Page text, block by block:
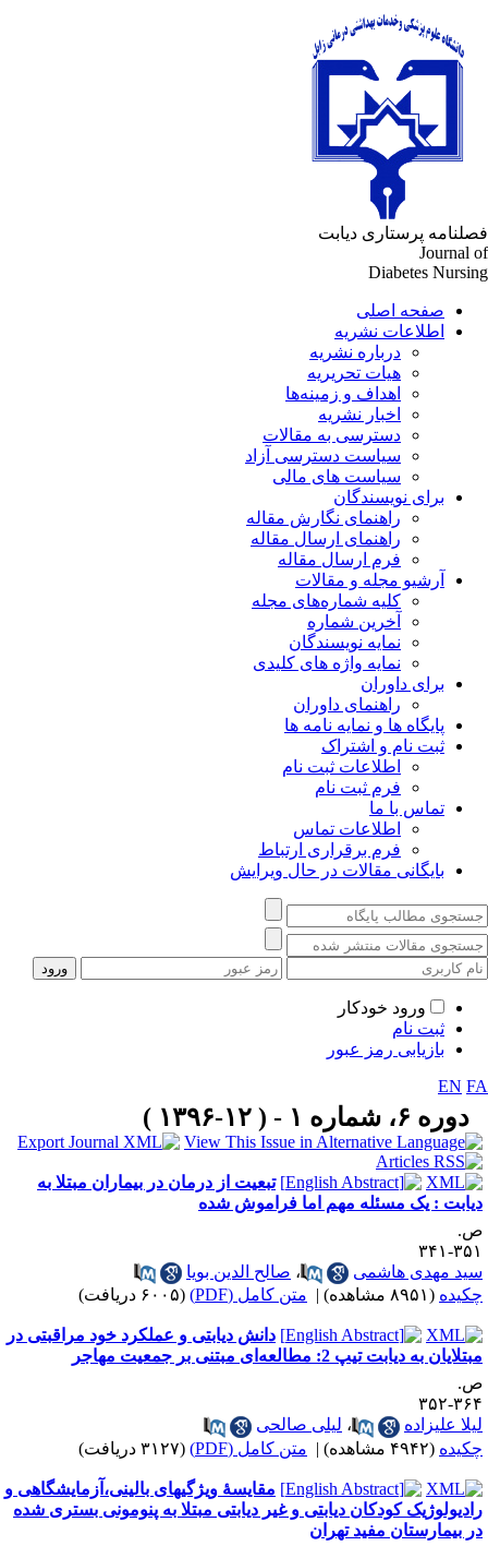
پرستاری دیابت
Journal
Diabetes
صفحه اصلی
اطلاعات نشریه
درباره نشریه
هیات تحریریه
اهداف و زمینه‌ها
اخبار نشریه
دسترسی به مقالات
سیاست دسترسی آزاد
سیاست های مالی
برای نویسندگان
راهنمای نگارش مقاله
راهنمای ارسال مقاله
فرم ارسال مقاله
آرشیو مجله و مقالات
کلیه شماره‌های مجله
آخرین شماره
نمایه نویسندگان
نمایه واژه های کلیدی
برای داوران
راهنمای داوران
پایگاه ها و نمایه نامه ها
ثبت نام و اشتراک
اطلاعات ثبت نام
فرم ثبت نام
تماس با ما
اطلاعات تماس
فرم برقراری ارتباط
بایگانی مقالات در حال ویرایش
ورود خودکار
ثبت نام
بازیابی رمز عبور
EN
دوره ۶، شماره ۱ - ( ۱۲-۱۳۹۶ )
تبعیت از درمان در بیماران مبتلا به
: یک مسئله مهم اما فراموش شده
۳۴۱
مهدی هاشمی
،صالح الدین بویا
(۸۹۵۱ مشاهده) | متن کامل (PDF) (۶۰۰۵ دریافت)
دانش دیابتی و عملکرد خود مراقبتی در
به دیابت تیپ 2: مطالعه‌ای مبتنی بر جمعیت مهاجر
۳۵۲
علیزاده
،لیلی صالحی
(۴۹۴۲ مشاهده) | متن کامل (PDF) (۳۱۲۷ دریافت)
مقایسۀ ویژگیهای بالینی،آزمایشگاهی و
کودکان دیابتی و غیر دیابتی مبتلا به پنومونی بستری شده
بیمارستان مفید تهران